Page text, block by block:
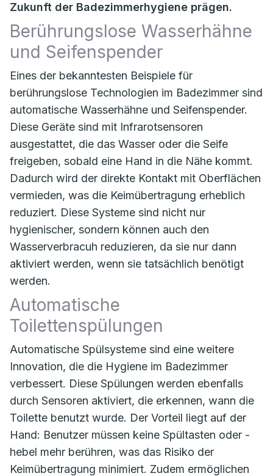
Zukunft der Badezimmerhygiene prägen.
Berührungslose Wasserhähne
und Seifenspender
Eines der bekanntesten Beispiele für
berührungslose Technologien im Badezimmer sind
automatische Wasserhähne und Seifenspender.
Diese Geräte sind mit Infrarotsensoren
ausgestattet, die das Wasser oder die Seife
freigeben, sobald eine Hand in die Nähe kommt.
Dadurch wird der direkte Kontakt mit Oberflächen
vermieden, was die Keimübertragung erheblich
reduziert. Diese Systeme sind nicht nur
hygienischer, sondern können auch den
Wasserverbracuh reduzieren, da sie nur dann
aktiviert werden, wenn sie tatsächlich benötigt
werden.
Automatische
Toilettenspülungen
Automatische Spülsysteme sind eine weitere
Innovation, die die Hygiene im Badezimmer
verbessert. Diese Spülungen werden ebenfalls
durch Sensoren aktiviert, die erkennen, wann die
Toilette benutzt wurde. Der Vorteil liegt auf der
Hand: Benutzer müssen keine Spültasten oder -
hebel mehr berühren, was das Risiko der
Keimübertragung minimiert. Zudem ermöglichen